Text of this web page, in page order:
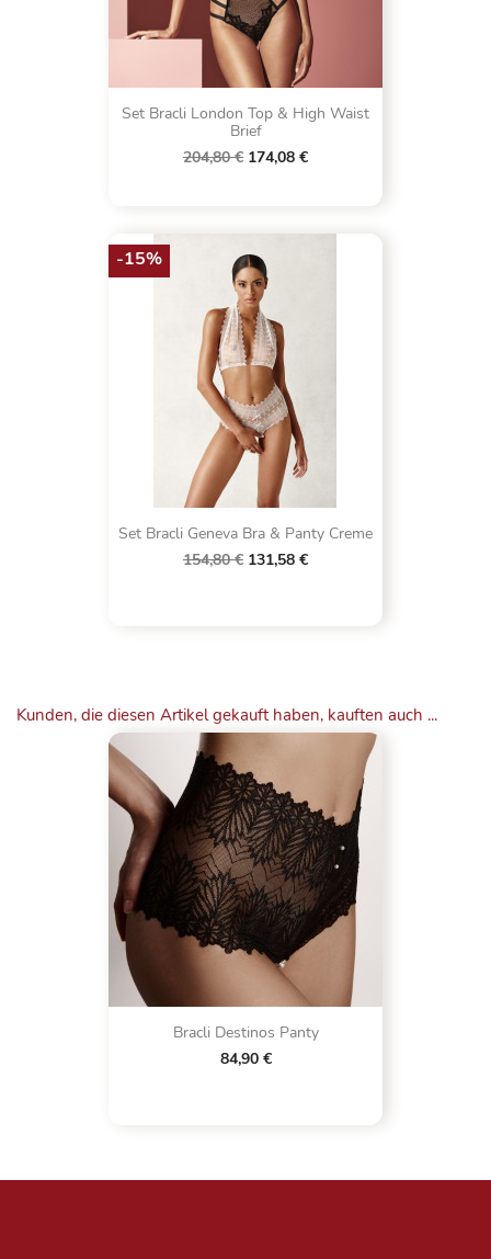
Set Bracli London Top & High Waist
Brief
204,80 € 174,08 €
Set Bracli Geneva Bra & Panty Creme
154,80 € 131,58 €
-15%
Kunden, die diesen Artikel gekauft haben, kauften auch ...
Bracli Destinos Panty
84,90 €